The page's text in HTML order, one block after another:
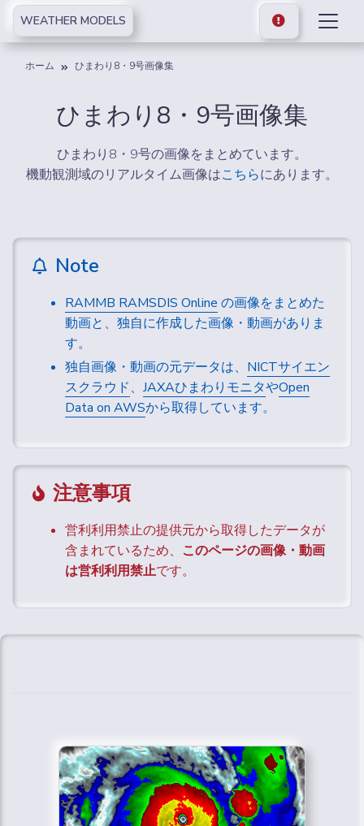
WEATHER MODELS
ホーム ひまわり8・9号画像集
ひまわり8・9号画像集
ひまわり8・9号の画像をまとめています。
機動観測域のリアルタイム画像はこちらにあります。
Note
RAMMB RAMSDIS Online の画像をまとめた
動画と、独自に作成した画像・動画がありま
す。
独自画像・動画の元データは、 NICTサイエン
スクラウド、 JAXAひまわりモニタやOpen
Data on AWSから取得しています。
注意事項
営利利用禁止の提供元から取得したデータが
含まれているため、 このページの画像・動画
は営利利用禁止です。